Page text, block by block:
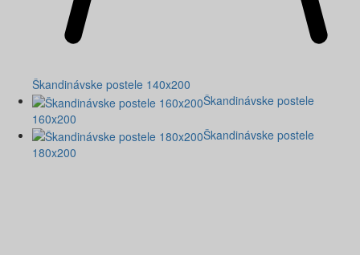
Škandinávske postele 140x200
Škandinávske postele
160x200
Škandinávske postele
180x200